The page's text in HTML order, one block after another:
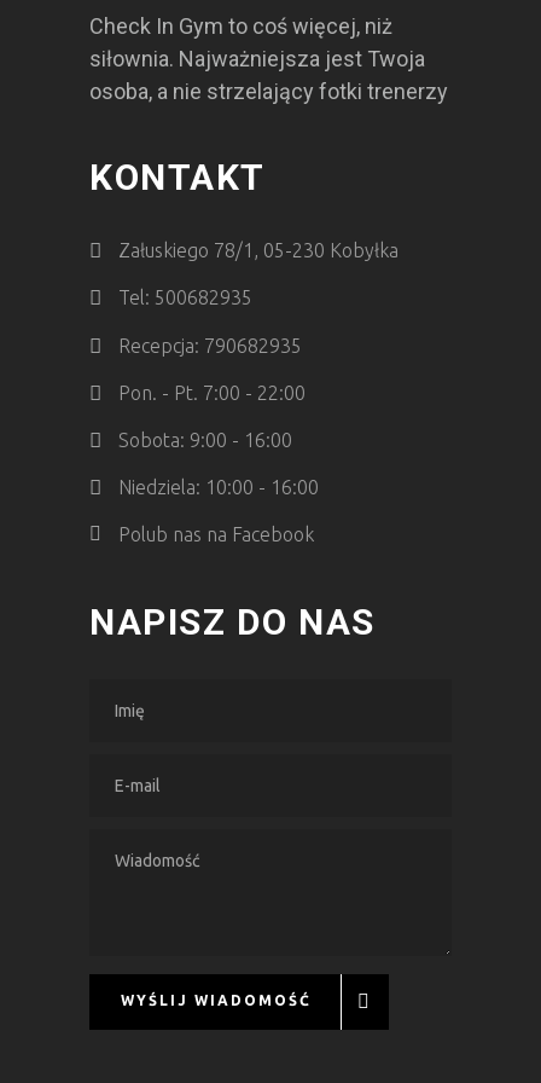
Check In Gym to coś więcej, niż
siłownia. Najważniejsza jest Twoja
osoba, a nie strzelający fotki trenerzy
KONTAKT
Załuskiego 78/1, 05-230 Kobyłka
Tel: 500682935
Recepcja: 790682935
Pon. - Pt. 7:00 - 22:00
Sobota: 9:00 - 16:00
Niedziela: 10:00 - 16:00
Polub nas na Facebook
NAPISZ DO NAS
WYŚLIJ WIADOMOŚĆ